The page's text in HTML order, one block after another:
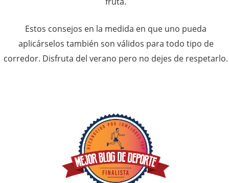
Estos consejos en la medida en que uno pueda
aplicárselos también son válidos para todo tipo de
corredor. Disfruta del verano pero no dejes de respetarlo.